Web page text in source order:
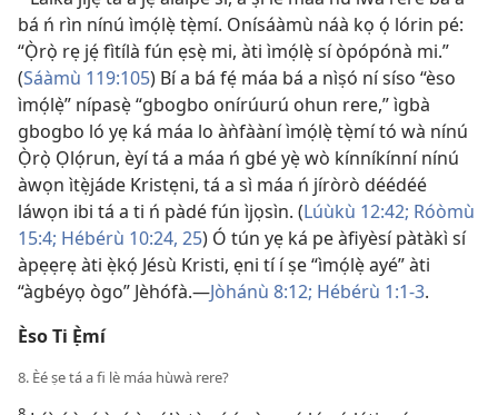
bá ń rìn nínú ìmọ́lẹ̀ tẹ̀mí. Onísáàmù náà kọ ọ́ lórin pé:
“Ọ̀rọ̀ rẹ jẹ́ fìtílà fún ẹsẹ̀ mi, àti ìmọ́lẹ̀ sí òpópónà mi.”
(Sáàmù 119:105) Bí a bá fẹ́ máa bá a nìṣó ní síso “èso
ìmọ́lẹ̀” nípasẹ̀ “gbogbo onírúurú ohun rere,” ìgbà
gbogbo ló yẹ ká máa lo àǹfààní ìmọ́lẹ̀ tẹ̀mí tó wà nínú
Ọ̀rọ̀ Ọlọ́run, èyí tá a máa ń gbé yẹ̀ wò kínníkínní nínú
àwọn ìtẹ̀jáde Kristẹni, tá a sì máa ń jíròrò déédéé
láwọn ibi tá a ti ń pàdé fún ìjọsìn. (Lúùkù 12:42; Róòmù
15:4; Hébérù 10:24, 25) Ó tún yẹ ká pe àfiyèsí pàtàkì sí
àpẹẹrẹ àti ẹ̀kọ́ Jésù Kristi, ẹni tí í ṣe “ìmọ́lẹ̀ ayé” àti
“àgbéyọ ògo” Jèhófà.—Jòhánù 8:12; Hébérù 1:1-3.
Èso Ti Ẹ̀mí
8. Èé ṣe tá a fi lè máa hùwà rere?